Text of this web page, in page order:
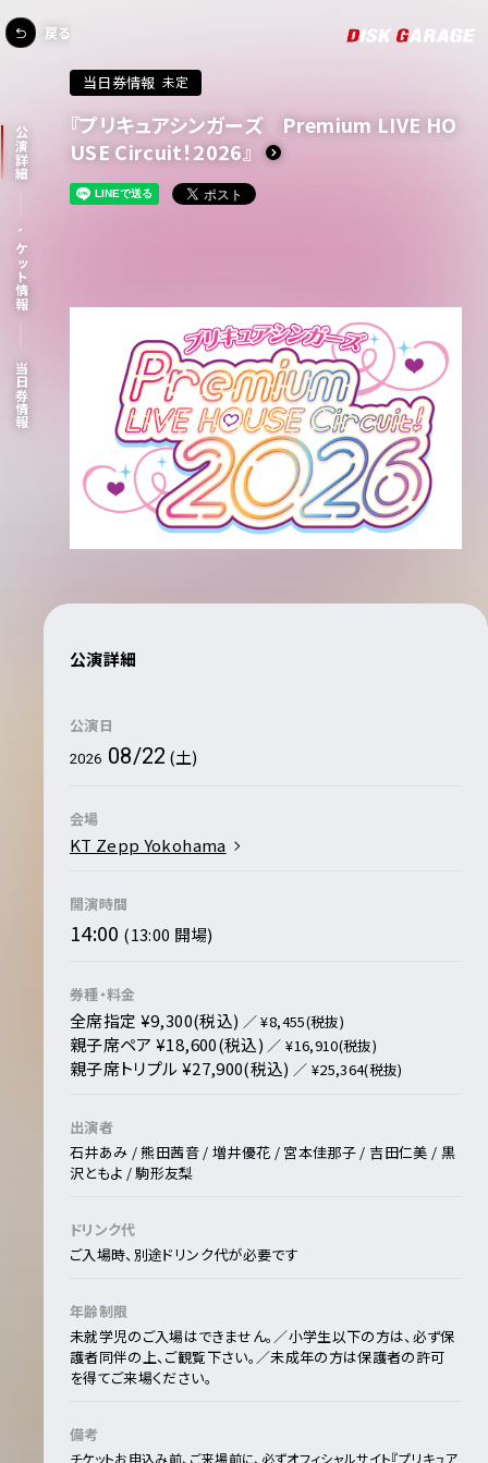
公演詳細
チケット情報
当日券情報
当日券情報 未定
『プリキュアシンガーズ Premium LIVE HO
USE Circuit！2026』
公演詳細
公演日
2026 08/22 (土)
会場
KT Zepp Yokohama
開演時間
14:00 (13:00 開場)
券種・料金
全席指定 ¥9,300(税込) ／ ¥8,455(税抜)
親子席ペア ¥18,600(税込) ／ ¥16,910(税抜)
親子席トリプル ¥27,900(税込) ／ ¥25,364(税抜)
出演者
石井あみ / 熊田茜音 / 増井優花 / 宮本佳那子 / 吉田仁美 / 黒
沢ともよ / 駒形友梨
ドリンク代
ご入場時、別途ドリンク代が必要です
年齢制限
未就学児のご入場はできません。／小学生以下の方は、必ず保
護者同伴の上、ご観覧下さい。／未成年の方は保護者の許可
を得てご来場ください。
備考
チケットお申込み前、ご来場前に、必ずオフィシャルサイト『プリキュア
戻る